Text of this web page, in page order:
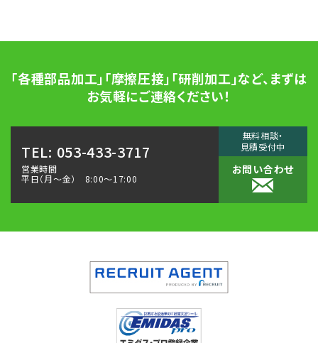
「各種部品加工」「摩擦圧接」「研削加工」など、 まずは
お気軽にご連絡ください！
TEL: 053-433-3717
営業時間
平日（月〜金） 8:00～17:00
無料相談・
見積受付中
お問い合わせ